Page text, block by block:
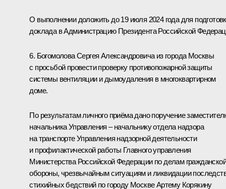
О выполнении доложить до 19 июля 2024 года для
доклада в Администрацию Президента Российской
6. Богомолова Сергея Александровича из города Москвы
с просьбой провести проверку противопожарной защиты
системы вентиляции и дымоудаления в многоквартирном
доме.
По результатам личного приёма дано поручение
начальника Управления – начальнику отдела надзора
на транспорте Управления надзорной деятельности
и профилактической работы Главного управления
Министерства Российской Федерации по делам гражданской
обороны, чрезвычайным ситуациям и ликвидации
стихийных бедствий по городу Москве Артему Корякину